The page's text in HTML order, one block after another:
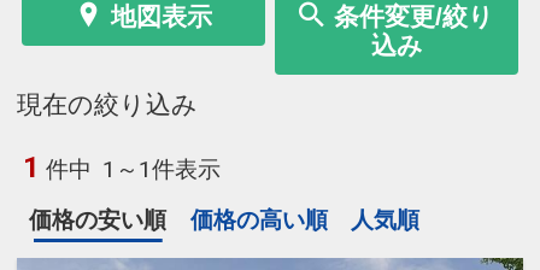
地図表示
条件変更/絞り
込み
現在の絞り込み
1 件中 1～1件表示
価格の安い順
価格の高い順 人気順